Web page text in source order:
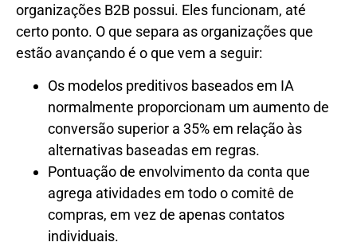
organizações B2B possui. Eles funcionam, até
certo ponto. O que separa as organizações que
estão avançando é o que vem a seguir:
Os modelos preditivos baseados em IA
normalmente proporcionam um aumento de
conversão superior a 35% em relação às
alternativas baseadas em regras.
Pontuação de envolvimento da conta que
agrega atividades em todo o comitê de
compras, em vez de apenas contatos
individuais.